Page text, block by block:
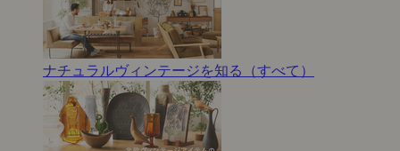
ナチュラルヴィンテージを知る（すべて）